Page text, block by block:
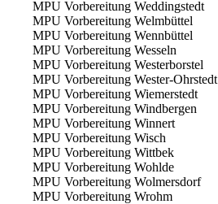
MPU Vorbereitung Weddingstedt
MPU Vorbereitung Welmbüttel
MPU Vorbereitung Wennbüttel
MPU Vorbereitung Wesseln
MPU Vorbereitung Westerborstel
MPU Vorbereitung Wester-Ohrstedt
MPU Vorbereitung Wiemerstedt
MPU Vorbereitung Windbergen
MPU Vorbereitung Winnert
MPU Vorbereitung Wisch
MPU Vorbereitung Wittbek
MPU Vorbereitung Wohlde
MPU Vorbereitung Wolmersdorf
MPU Vorbereitung Wrohm